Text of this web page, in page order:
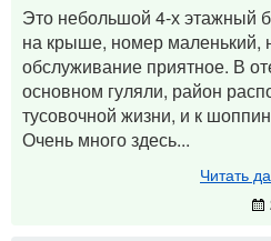
Это небольшой 4-х этажный
на крыше, номер маленький,
обслуживание приятное. В
основном гуляли, район
тусовочной жизни, и к
Очень много здесь...
Читать